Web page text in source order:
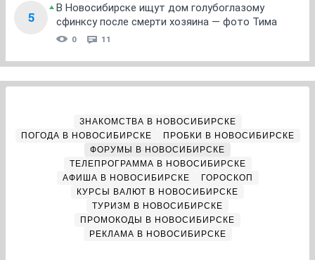
5
В Новосибирске ищут дом голубоглазому
сфинксу после смерти хозяина — фото Тима
0 11
ЗНАКОМСТВА В НОВОСИБИРСКЕ
ПОГОДА В НОВОСИБИРСКЕ
ПРОБКИ В НОВОСИБИРСКЕ
ФОРУМЫ В НОВОСИБИРСКЕ
ТЕЛЕПРОГРАММА В НОВОСИБИРСКЕ
АФИША В НОВОСИБИРСКЕ
ГОРОСКОП
КУРСЫ ВАЛЮТ В НОВОСИБИРСКЕ
ТУРИЗМ В НОВОСИБИРСКЕ
ПРОМОКОДЫ В НОВОСИБИРСКЕ
РЕКЛАМА В НОВОСИБИРСКЕ